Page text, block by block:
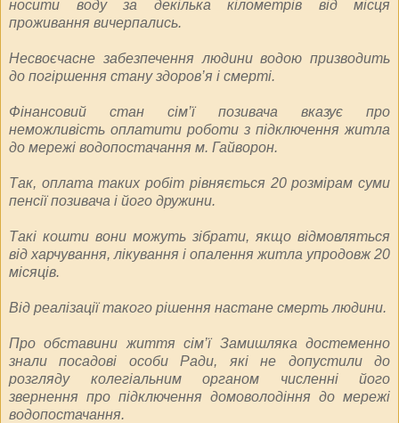
носити воду за декілька кілометрів від місця
проживання вичерпались.
Несвоєчасне забезпечення людини водою призводить
до погіршення стану здоров’я і смерті.
Фінансовий стан сім’ї позивача вказує про
неможливість оплатити роботи з підключення житла
до мережі водопостачання м. Гайворон.
Так, оплата таких робіт рівняється 20 розмірам суми
пенсії позивача і його дружини.
Такі кошти вони можуть зібрати, якщо відмовляться
від харчування, лікування і опалення житла упродовж 20
місяців.
Від реалізації такого рішення настане смерть людини.
Про обставини життя сім’ї Замишляка достеменно
знали посадові особи Ради, які не допустили до
розгляду колегіальним органом численні його
звернення про підключення домоволодіння до мережі
водопостачання.